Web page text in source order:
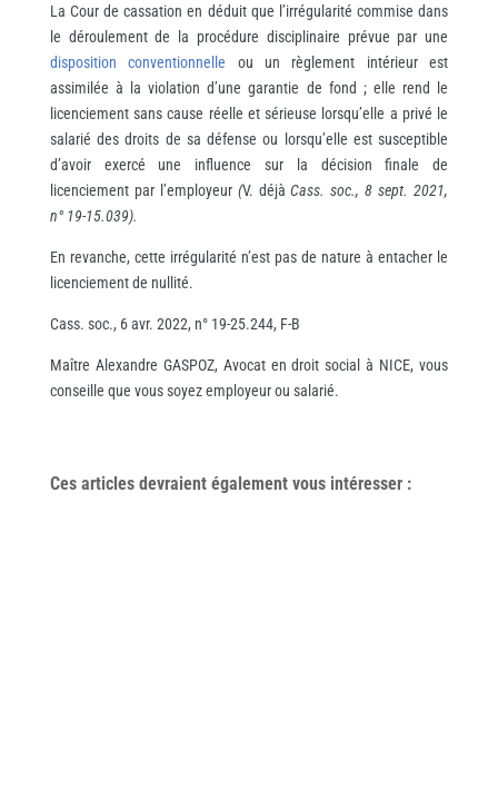
La Cour de cassation en déduit que l’irrégularité commise dans
le déroulement de la procédure disciplinaire prévue par une
disposition conventionnelle ou un règlement intérieur est
assimilée à la violation d’une garantie de fond ; elle rend le
licenciement sans cause réelle et sérieuse lorsqu’elle a privé le
salarié des droits de sa défense ou lorsqu’elle est susceptible
d’avoir exercé une influence sur la décision finale de
licenciement par l’employeur (V. déjàCass. soc., 8 sept. 2021,
n° 19-15.039).
En revanche, cette irrégularité n’est pas de nature à entacher le
licenciement de nullité.
Cass. soc., 6 avr. 2022, n° 19-25.244, F-B
Maître Alexandre GASPOZ, Avocat en droit social à NICE, vous
conseille que vous soyez employeur ou salarié.
Ces articles devraient également vous intéresser: